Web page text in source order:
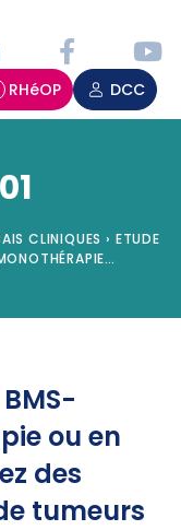
RHéOP DCC
CLINIQUES › ETUDE
ou en
des
tumeurs